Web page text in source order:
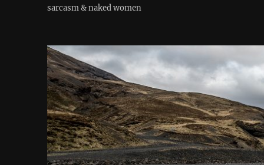
sarcasm & naked women